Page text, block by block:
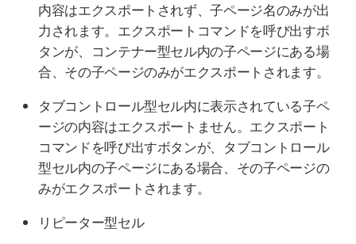
内容はエクスポートされず、子ページ名のみが出
力されます。エクスポートコマンドを呼び出すボ
タンが、コンテナー型セル内の子ページにある場
合、その子ページのみがエクスポートされます。
タブコントロール型セル内に表示されている子ペ
ージの内容はエクスポートません。エクスポート
コマンドを呼び出すボタンが、タブコントロール
型セル内の子ページにある場合、その子ページの
みがエクスポートされます。
リピーター型セル